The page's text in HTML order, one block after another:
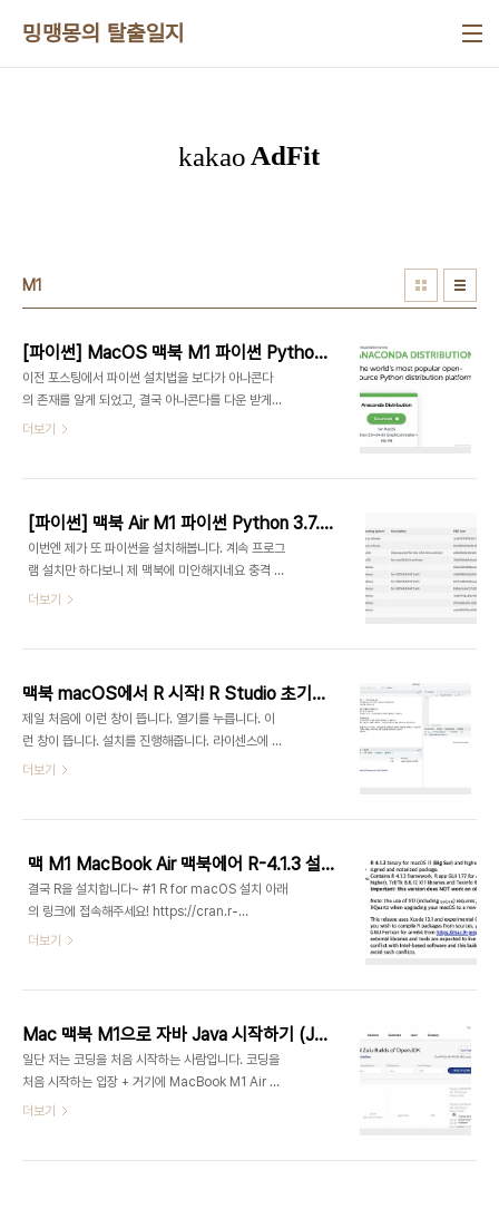
밍맹몽의 탈출일지
M1
[파이썬] MacOS 맥북 M1 파이썬 Python 아나콘다 설치
이전 포스팅에서 파이썬 설치법을 보다가 아나콘다
의 존재를 알게 되었고, 결국 아나콘다를 다운 받게
된 나. 파이썬과 아나콘다의 차이는 아래 포스팅에서
Pycharm IDE 설치 + 아나콘다 설치 이번엔 제가
또 파이썬을 설치해봅니다. 계속 프로그램 설치만 하
다보니 제 맥북에 미안해지네요 충격 받은건 맥북
M1에는 이미 파이썬 2.7 버전이 깔려있습니다. 터미
널에서 python --version 입력해
MacOS 버전은 여기에서 다운 가능하다!
더보기
[파이썬] 맥북 Air M1 파이썬 Python 3.7.5 설치 / Pycharm IDE 설치 + 아나콘다 설치
이번엔 제가 또 파이썬을 설치해봅니다. 계속 프로그
램 설치만 하다보니 제 맥북에 미안해지네요 충격 받
은건 맥북 M1에는 이미 파이썬 2.7 버전이 깔려있습
니, 또 설치를 한번 해보겠어요 파이썬은 아래 링크에
서 다운 가능합니다!
https://www.python.org/downloads/release/python-
375/ Python Release Python 3.7.5 The
official home of the Python Programming
여러가지가 있는데 버전 3.7.5가 안정성..
더보기
맥북 macOS에서 R 시작! R Studio 초기 사용법! (R Studio 초기 설정)
제일 처음에 이런 창이 뜹니다. 열기를 누릅니다. 이
런 창이 뜹니다. 설치를 진행해줍니다. 라이센스에 동
의하고 설치해줍니다. 저는 연세대학교 특강 1강. R
서 working directory를 설정할 수 있습니다. 그
리고 Appearance에서 원하는 대로 글씨, 글씨 사
이즈, 테마를 바꿀 수 있습니다. 저는 그냥 하얀 바탕
에 검은 글씨 기본 사용! 그리고 저는 Pane Layout
을 변경해보겠습니다. 원래는 위 사진처럼 Source
이 변경했습니다. 취향 대로 변경하시면 되지만, 이..
더보기
맥 M1 MacBook Air 맥북에어 R-4.1.3 설치 방법 (R패키지, R, R Studio, Rtools)
결국 R을 설치합니다~ #1 R for macOS 설치 아래
의 링크에 접속해주세요! https://cran.r-
project.org/bin/macosx/ R for macOS R
framework, R.app GUI 1.77 in 64-bit for
Intel Macs, Tcl/Tk 8.6.6 X11 libraries and
Texinfo 6.7. The latter two components
are option cran.r-project.org m1 사용자인 저
희는 arm64를 다운 받습..
더보기
Mac 맥북 M1으로 자바 Java 시작하기 (Java 환경설정 + eclipse 이클립스)
일단 저는 코딩을 처음 시작하는 사람입니다. 코딩을
처음 시작하는 입장 + 거기에 MacBook M1 Air 사
용자로서.. Java와 이클립스를 설치하는데 너무 힘
더보기